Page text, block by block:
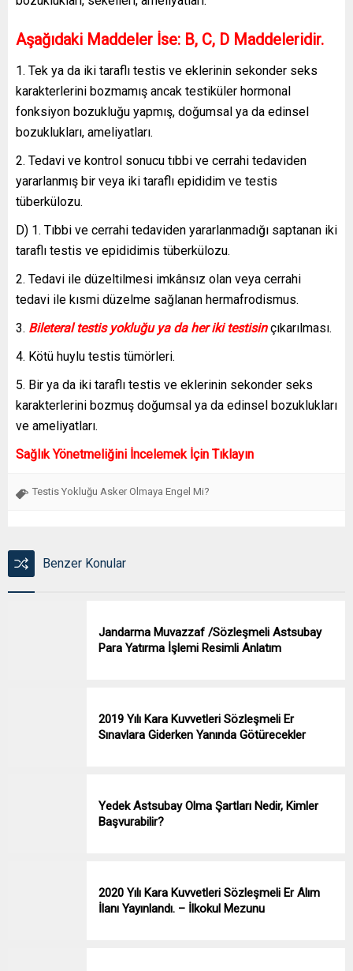
Aşağıdaki Maddeler İse: B, C, D Maddeleridir.
1. Tek ya da iki taraflı testis ve eklerinin sekonder seks
karakterlerini bozmamış ancak testiküler hormonal
fonksiyon bozukluğu yapmış, doğumsal ya da edinsel
bozuklukları, ameliyatları.
2. Tedavi ve kontrol sonucu tıbbi ve cerrahi tedaviden
yararlanmış bir veya iki taraflı epididim ve testis
tüberkülozu.
D) 1. Tıbbi ve cerrahi tedaviden yararlanmadığı saptanan iki
taraflı testis ve epididimis tüberkülozu.
2. Tedavi ile düzeltilmesi imkânsız olan veya cerrahi
tedavi ile kısmi düzelme sağlanan hermafrodismus.
3. Bileteral testis yokluğu ya da her iki testisin çıkarılması.
4. Kötü huylu testis tümörleri.
5. Bir ya da iki taraflı testis ve eklerinin sekonder seks
karakterlerini bozmuş doğumsal ya da edinsel bozuklukları
ve ameliyatları.
Sağlık Yönetmeliğini İncelemek İçin Tıklayın
Testis Yokluğu Asker Olmaya Engel Mi?
Benzer Konular
Jandarma Muvazzaf /Sözleşmeli Astsubay
Para Yatırma İşlemi Resimli Anlatım
2019 Yılı Kara Kuvvetleri Sözleşmeli Er
Sınavlara Giderken Yanında Götürecekler
Yedek Astsubay Olma Şartları Nedir, Kimler
Başvurabilir?
2020 Yılı Kara Kuvvetleri Sözleşmeli Er Alım
İlanı Yayınlandı. – İlkokul Mezunu